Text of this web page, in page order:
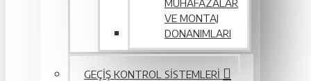
MUHAFAZALAR
VE MONTAJ
DONANIMLARI
GEÇIŞ KONTROL SISTEMLERI